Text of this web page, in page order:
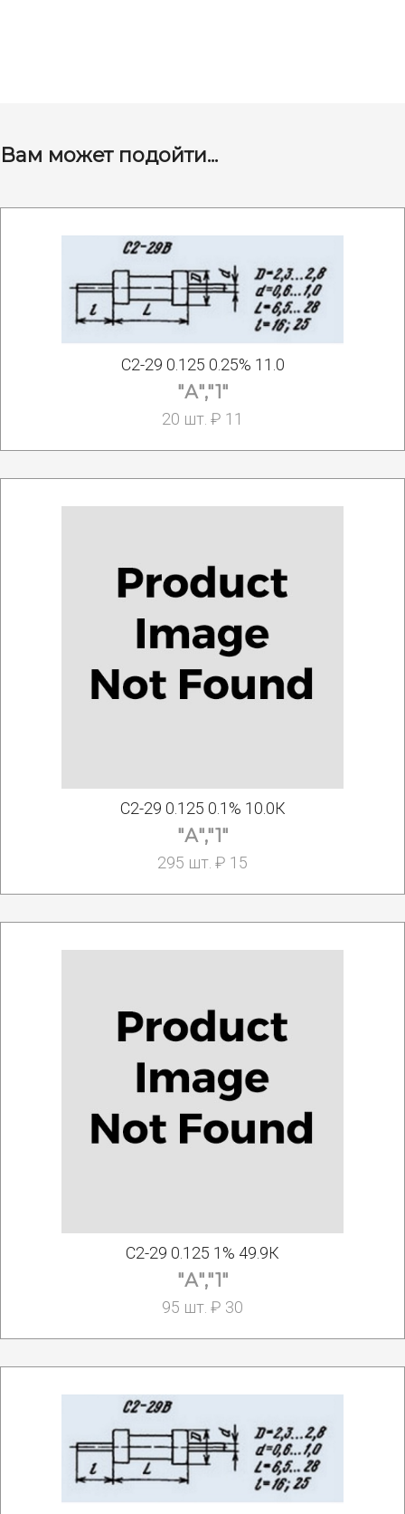
Вам может подойти...
С2-29 0.125 0.25% 11.0
"А","1"
20 шт. ₽ 11
С2-29 0.125 0.1% 10.0К
"А","1"
295 шт. ₽ 15
С2-29 0.125 1% 49.9К
"А","1"
95 шт. ₽ 30